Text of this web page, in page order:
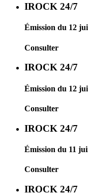
IROCK 24/7
Émission du 12
Consulter
IROCK 24/7
Émission du 12
Consulter
IROCK 24/7
Émission du 11
Consulter
IROCK 24/7